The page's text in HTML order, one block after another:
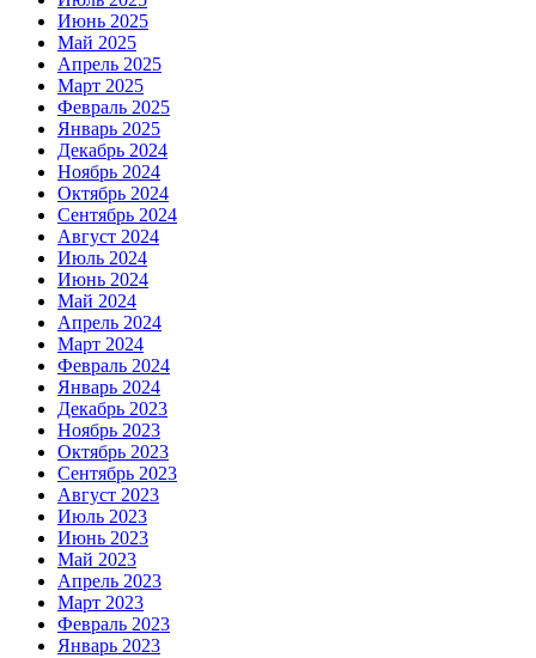
Июнь 2025
Май 2025
Апрель 2025
Март 2025
Февраль 2025
Январь 2025
Декабрь 2024
Ноябрь 2024
Октябрь 2024
Сентябрь 2024
Август 2024
Июль 2024
Июнь 2024
Май 2024
Апрель 2024
Март 2024
Февраль 2024
Январь 2024
Декабрь 2023
Ноябрь 2023
Октябрь 2023
Сентябрь 2023
Август 2023
Июль 2023
Июнь 2023
Май 2023
Апрель 2023
Март 2023
Февраль 2023
Январь 2023